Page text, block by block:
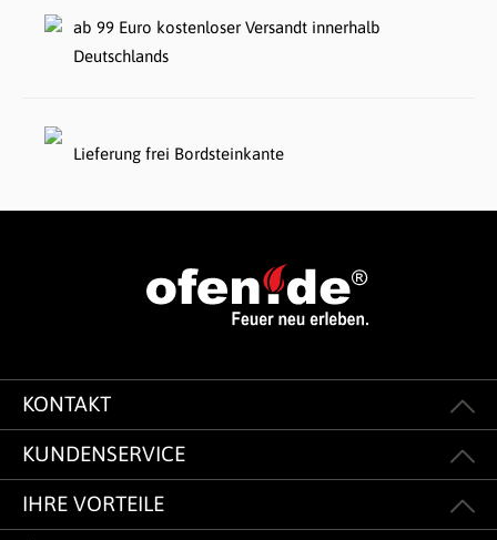
ab 99 Euro kostenloser Versandt innerhalb
Deutschlands
Lieferung frei Bordsteinkante
KONTAKT
KUNDENSERVICE
IHRE VORTEILE